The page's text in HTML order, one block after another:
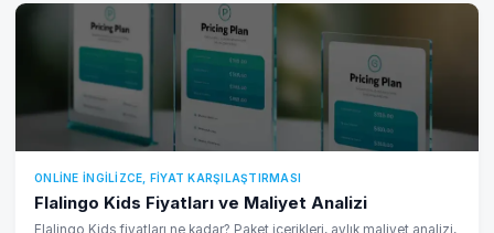
ONLINE İNGILIZCE, FIYAT KARŞILAŞTIRMASI
Flalingo Kids Fiyatları ve Maliyet Analizi